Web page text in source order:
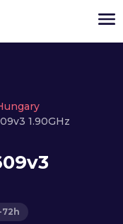
VPS
Servidores dedicados
API
1.90GHz